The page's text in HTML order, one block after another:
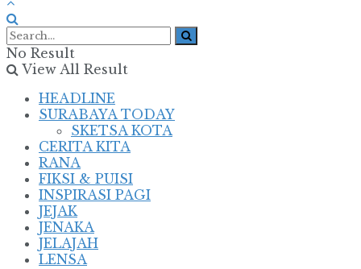
No Result
View All Result
HEADLINE
SURABAYA TODAY
SKETSA KOTA
CERITA KITA
RANA
FIKSI & PUISI
INSPIRASI PAGI
JEJAK
JENAKA
JELAJAH
LENSA